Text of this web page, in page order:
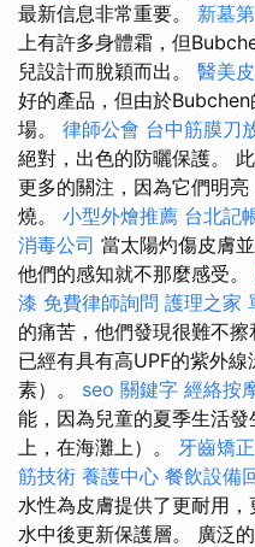
最新信息非常重要。 新墓
上有許多身體霜，但
兒設計而脫穎而出。 醫美
好的產品，但由於
場。 律師公會 台中筋膜刀
絕對，出色的防曬保護。
更多的關注，因為它們明
燒。 小型外燴推薦 台北記
消毒公司 當太陽灼傷皮膚
他們的感知就不那麼感受。
漆 免費律師詢問 護理之家
的痛苦，他們發現很難不
已經有具有高UPF的紫外
素）。 seo 關鍵字 經絡按
能，因為兒童的夏季生活
上，在海灘上）。 牙齒矯正
筋技術 養護中心 餐飲設備
水性為皮膚提供了更耐用
水中後更新保護層。 廣泛